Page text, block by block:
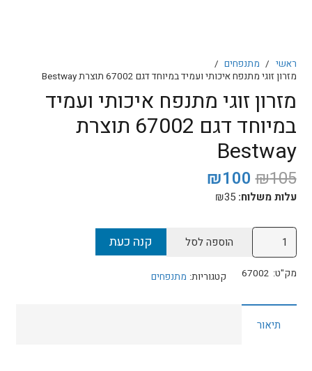
ראשי / מתנפחים /
מזרון זוגי מתנפח איכותי ועמיד במיוחד דגם 67002 תוצרת Bestway
מזרון זוגי מתנפח איכותי ועמיד
במיוחד דגם 67002 תוצרת
Bestway
₪105 המחיר
המקורי
₪100
₪100.
עלות משלוח: ₪35
כמות
של
מזרון
מתנפח
איכותי
הוספה לסל קנה כעת
מק"ט: 67002 קטגוריות: מתנפחים
תיאור